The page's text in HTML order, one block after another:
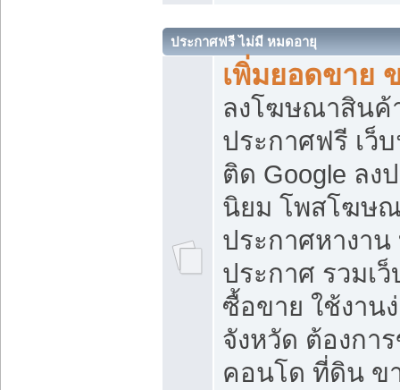
ประกาศฟรี ไม่มี หมดอายุ
เพิ่มยอดขาย
ลงโฆษณาสิน
ประกาศฟรี เว็
ติด Google ลง
นิยม โพสโฆษ
ประกาศหางาน
ประกาศ รวมเ
ซื้อขาย ใช้งาน
จังหวัด ต้องกา
คอนโด ที่ดิน ข